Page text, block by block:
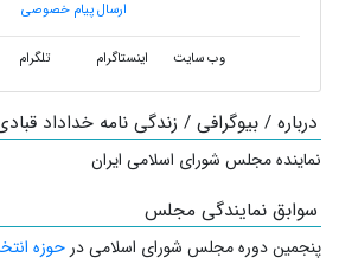
ارسال پیام خصوصی
وب سایت اینستاگرام تلگرام
درباره / بیوگرافی / زندگی نامه خداداد
نماینده مجلس شورای اسلامی ایران
سوابق نمایندگی مجلس
پنجمین دوره مجلس شورای اسلامی در حوزه